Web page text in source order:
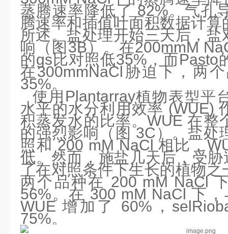
蒸腾速率降低了 82%。气孔
腾速率和插值叶面积数据计
所述。盐处理开始三天后，
响（图3B）。在200mmM
的gs比对照低35%，而Pasto
在300mmNaCl胁迫下，两
35%。
使用Plantarray植物表型平
水平的水分利用效率 (WUE)
积蒸发水的比率。WUE 在整
的强烈影响（图 3C）。盐处
照和 200 mM NaCl 相比，
低。然而，施盐几天后，受
了在对照条件下生长的植物
两个品种在 200 mM NaCl
56%。在 300 mM NaCl 下
WUE 增加了 60%，
75%。